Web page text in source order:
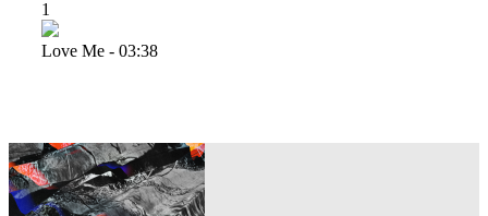
1
Love Me - 03:38